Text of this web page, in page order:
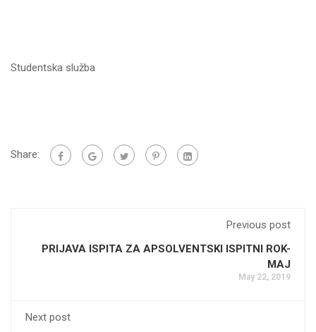
Studentska služba
Share:
Previous post
PRIJAVA ISPITA ZA APSOLVENTSKI ISPITNI ROK-
MAJ
May 22, 2019
Next post